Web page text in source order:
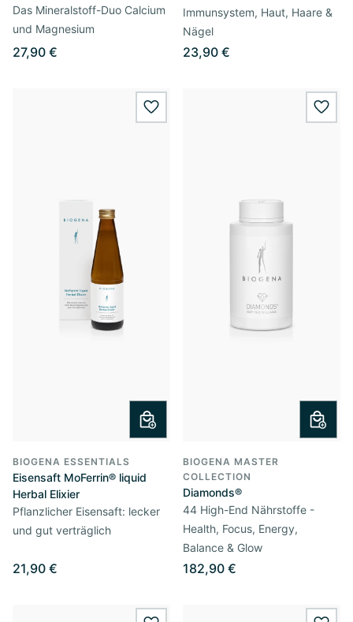
Das Mineralstoff-Duo Calcium
und Magnesium
27,90 €
Immunsystem, Haut, Haare &
Nägel
23,90 €
wishlist.add
BIOGENA ESSENTIALS
Eisensaft MoFerrin® liquid
Herbal Elixier
Pflanzlicher Eisensaft: lecker
und gut verträglich
21,90 €
BIOGENA MASTER
COLLECTION
Diamonds®
44 High-End Nährstoffe -
Health, Focus, Energy,
Balance & Glow
182,90 €